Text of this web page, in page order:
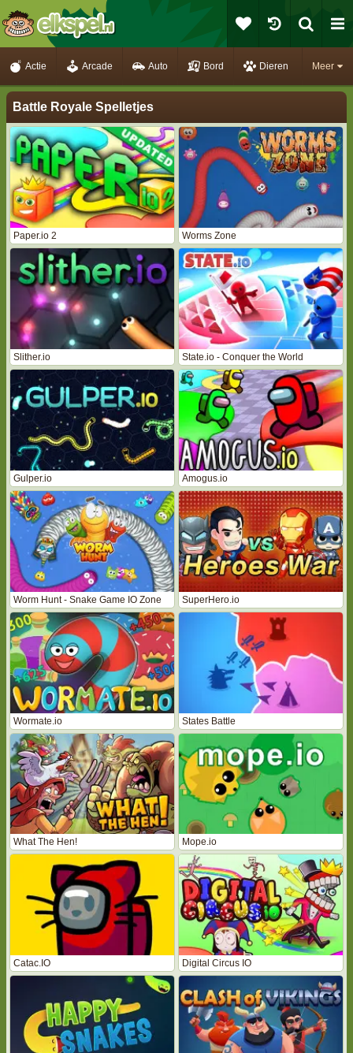
Meer
Actie Arcade Auto Bord Dieren
Battle Royale Spelletjes
Paper.io 2 Worms Zone
Slither.io State.io - Conquer the World
Gulper.io Amogus.io
Worm Hunt - Snake Game IO Zone SuperHero.io
Wormate.io States Battle
What The Hen! Mope.io
Catac.IO Digital Circus IO